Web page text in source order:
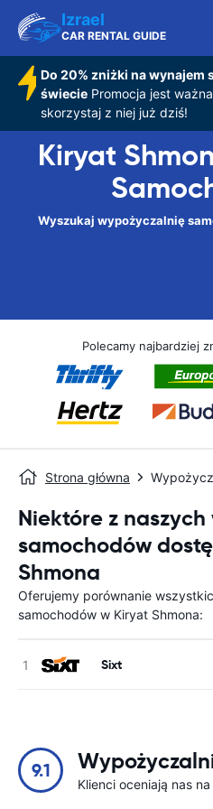
Izrael
CAR RENTAL GUIDE
Do 20% zniżki na wynajem
świeciePromocja jest
skorzystaj z niej już dziś!
Kiryat
Wyszukaj wypożyczalnię
Polecamy najbardziej
Strona główna
Niektóre z
samochodów
Shmona
Oferujemy porównanie
samochodów w Kiryat Shmona:
Sixt
9.1
Klienci oceniają nas